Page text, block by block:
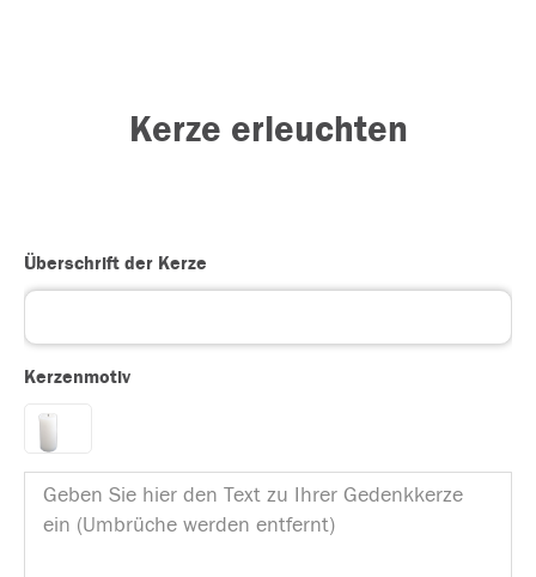
Kerze erleuchten
Überschrift der Kerze
Kerzenmotiv